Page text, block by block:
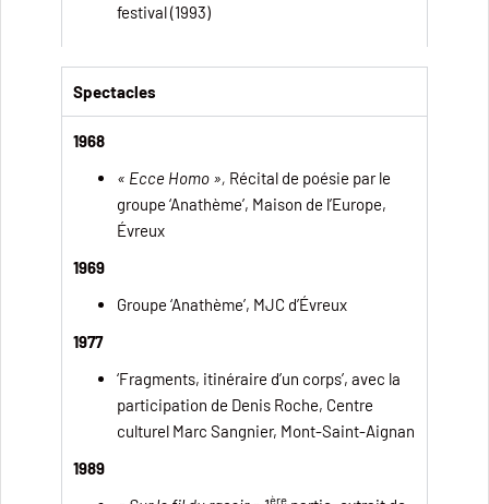
festival (1993)
Spectacles
1968
« Ecce Homo », Récital de poésie par le
groupe ‘Anathème’, Maison de l’Europe,
Évreux
1969
Groupe ‘Anathème’, MJC d’Évreux
1977
‘Fragments, itinéraire d’un corps’, avec la
participation de Denis Roche, Centre
culturel Marc Sangnier, Mont-Saint-Aignan
1989
ère